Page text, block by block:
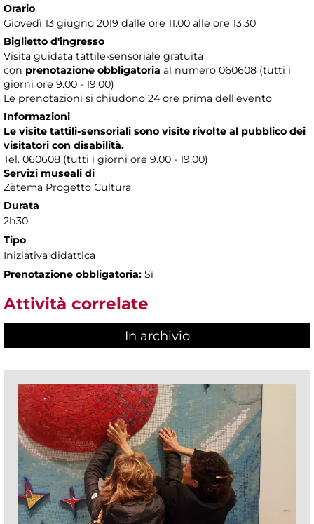
Orario
Giovedì 13 giugno 2019 dalle ore 11.00 alle ore 13.30
Biglietto d'ingresso
Visita guidata tattile-sensoriale gratuita
con prenotazione obbligatoria al numero 060608 (tutti i
giorni ore 9.00 - 19.00)
Le prenotazioni si chiudono 24 ore prima dell’evento
Informazioni
Le visite tattili-sensoriali sono visite rivolte al pubblico dei
visitatori con disabilità.
Tel. 060608 (tutti i giorni ore 9.00 - 19.00)
Servizi museali di
Zètema Progetto Cultura
Durata
2h30'
Tipo
Iniziativa didattica
Prenotazione obbligatoria: Sì
Attività correlate
In archivio